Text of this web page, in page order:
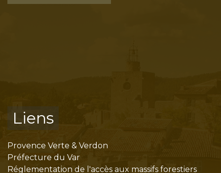
Liens
Provence Verte & Verdon
Préfecture du Var
Réglementation de l'accès aux massifs forestiers